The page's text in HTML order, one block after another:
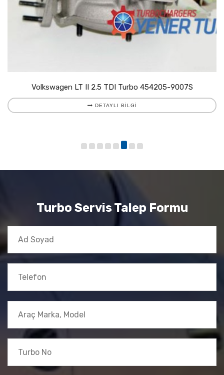
Volkswagen LT II 2.5 TDI Turbo 454205-9007S
DETAYLI BILGI
Turbo Servis Talep Formu